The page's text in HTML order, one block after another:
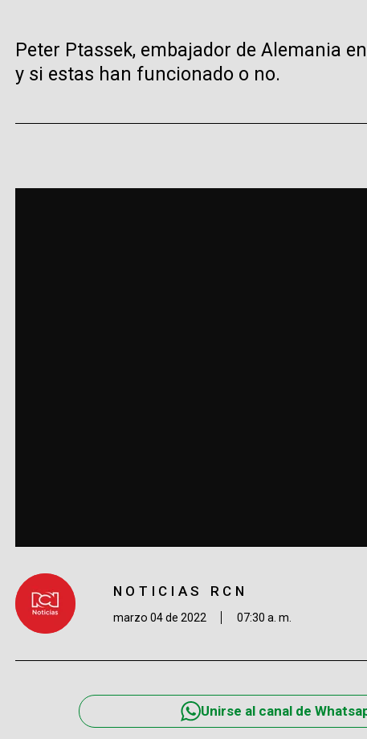
Peter Ptassek, embajador de Alemania
y si estas han funcionado o no.
NOTICIAS RCN
marzo 04 de 2022 07:30 a. m.
Unirse al canal de